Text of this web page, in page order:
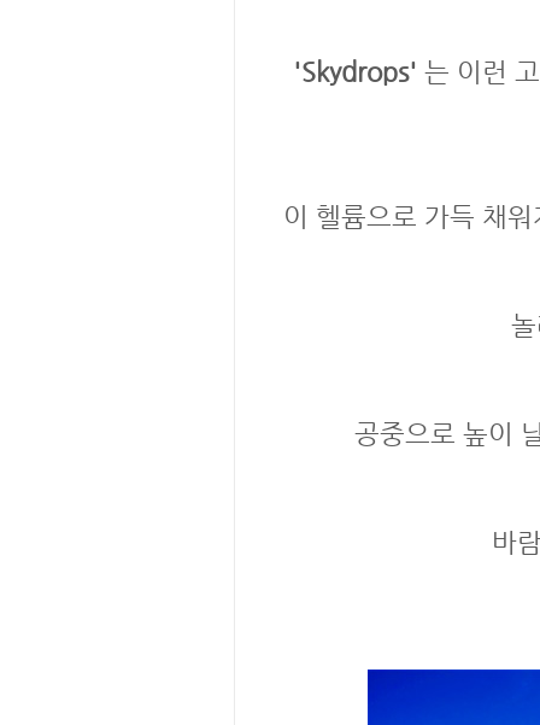
'Skydrops' 는 이런
이 헬륨으로 가득 채
공중으로 높이
바